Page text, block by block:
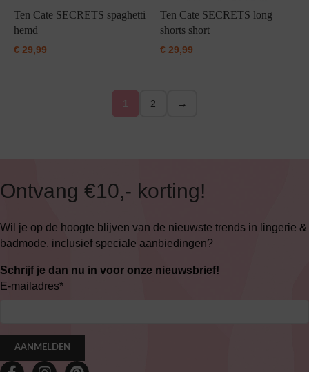
Ten Cate SECRETS spaghetti
hemd
€ 29,99
Ten Cate SECRETS long
shorts short
€29,99
1 2 →
Ontvang €10,- korting!
Wil je op de hoogte blijven van de nieuwste trends in lingerie &
badmode, inclusief speciale aanbiedingen?
Schrijf je dan nu in voor onze nieuwsbrief!
E-mailadres*
AANMELDEN